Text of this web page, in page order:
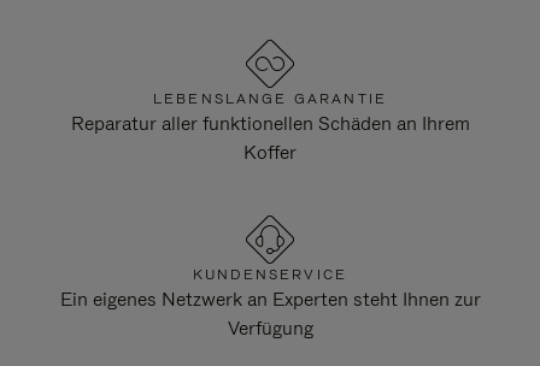
LEBENSLANGE GARANTIE
Reparatur aller funktionellen Schäden an Ihrem
Koffer
KUNDENSERVICE
Ein eigenes Netzwerk an Experten steht Ihnen zur
Verfügung